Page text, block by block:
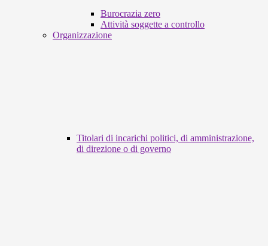
Burocrazia zero
Attività soggette a controllo
Organizzazione
Titolari di incarichi politici, di amministrazione,
di direzione o di governo